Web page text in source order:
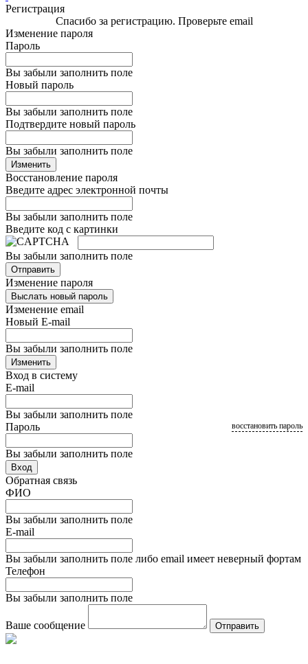
Регистрация
Спасибо за регистрацию. Проверьте email
Изменение пароля
Пароль
Вы забыли заполнить поле
Новый пароль
Вы забыли заполнить поле
Подтвердите новый пароль
Вы забыли заполнить поле
Изменить
Восстановление пароля
Введите адрес электронной почты
Вы забыли заполнить поле
Введите код с картинки
Вы забыли заполнить поле
Отправить
Изменение пароля
Выслать новый пароль
Изменение email
Новый E-mail
Вы забыли заполнить поле
Изменить
Вход в систему
E-mail
Вы забыли заполнить поле
Пароль
Вы забыли заполнить поле
восстановить пароль
Вход
Обратная связь
ФИО
Вы забыли заполнить поле
E-mail
Вы забыли заполнить поле либо email имеет неверный фортам
Телефон
Вы забыли заполнить поле
Ваше сообщение Отправить